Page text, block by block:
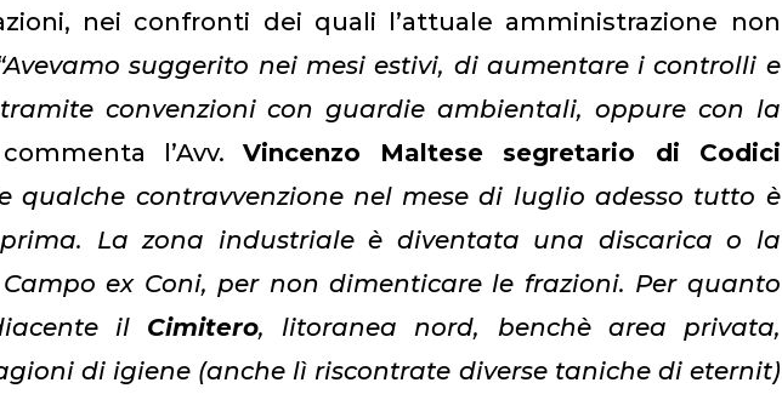
nei confronti dei quali l’attuale amministrazione non
suggerito nei mesi estivi, di aumentare i controlli e
convenzioni con guardie ambientali, oppure con la
commenta l’Avv.Vincenzo Maltese segretario di Codici
qualche contravvenzione nel mese di luglio adesso tutto è
La zona industriale è diventata una discarica o la
ex Coni, per non dimenticare le frazioni. Per quanto
il Cimitero, litoranea nord, benchè area privata,
di igiene (anche lì riscontrate diverse taniche di eternit)